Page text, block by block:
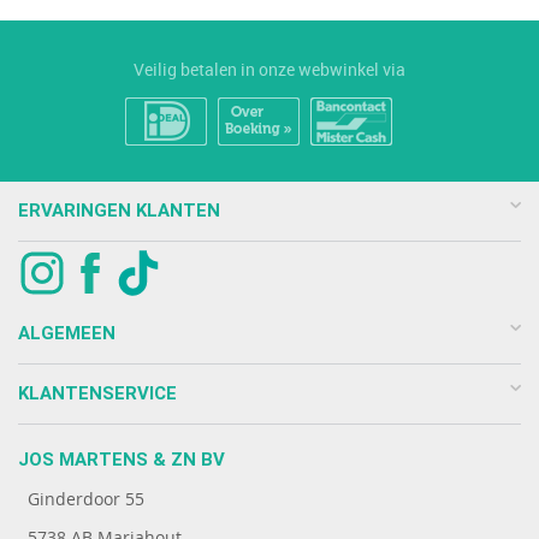
Veilig betalen in onze webwinkel via
ERVARINGEN KLANTEN
ALGEMEEN
KLANTENSERVICE
JOS MARTENS & ZN BV
Ginderdoor 55